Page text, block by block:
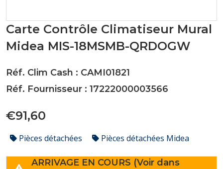
Carte Contrôle Climatiseur Mural
Midea MIS-18MSMB-QRDOGW
Réf. Clim Cash : CAMI01821
Réf. Fournisseur : 17222000003566
€91,60
Pièces détachées Pièces détachées Midea
ARRIVAGE EN COURS (Voir dans